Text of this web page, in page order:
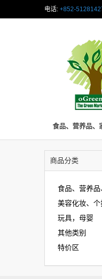
电话: +852-
食品、营养品、
商品分类
食品、营养
美容化妆、
玩具，母婴
其他类别
特价区